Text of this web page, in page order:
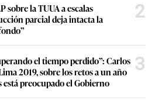
sobre la TUUA a escalas
parcial deja intacta la
2
el tiempo perdido”: Carlos
2019, sobre los retos a un año
está preocupado el Gobierno
3